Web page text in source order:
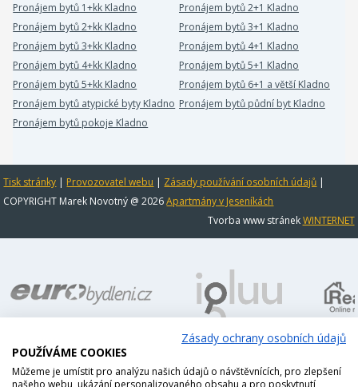
Pronájem bytů 1+kk Kladno
Pronájem bytů 2+1 Kladno
Pronájem bytů 2+kk Kladno
Pronájem bytů 3+1 Kladno
Pronájem bytů 3+kk Kladno
Pronájem bytů 4+1 Kladno
Pronájem bytů 4+kk Kladno
Pronájem bytů 5+1 Kladno
Pronájem bytů 5+kk Kladno
Pronájem bytů 6+1 a větší Kladno
Pronájem bytů atypické byty Kladno Pronájem bytů půdní byt Kladno
Pronájem bytů pokoje Kladno
Tisk stránky | Provozovatel webu | Zásady používání osobních údajů |
COPYRIGHT Marek Novotný @ 2026Apartmány v Jeseníkách
Tvorba www stránekWINTERNET
Zásady ochrany osobních údajů
POUŽÍVÁME COOKIES
Můžeme je umístit pro analýzu našich údajů o návštěvnících, pro zlepšení
našeho webu, ukázání personalizovaného obsahu a pro poskytnutí